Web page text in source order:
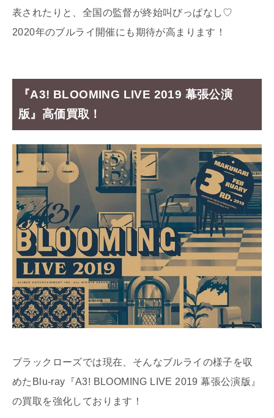
表されたりと、全国の監督が終始叫びっぱなし♡
2020年のブルライ開催にも期待が高まります！
『A3! BLOOMING LIVE 2019 幕張公演
版』高価買取！
ブラックローズでは現在、そんなブルライの様子を収
めたBlu-ray『A3! BLOOMING LIVE 2019 幕張公演版』
の買取を強化しております！